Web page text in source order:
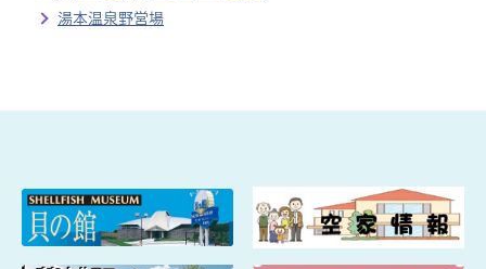
湯本温泉野営場